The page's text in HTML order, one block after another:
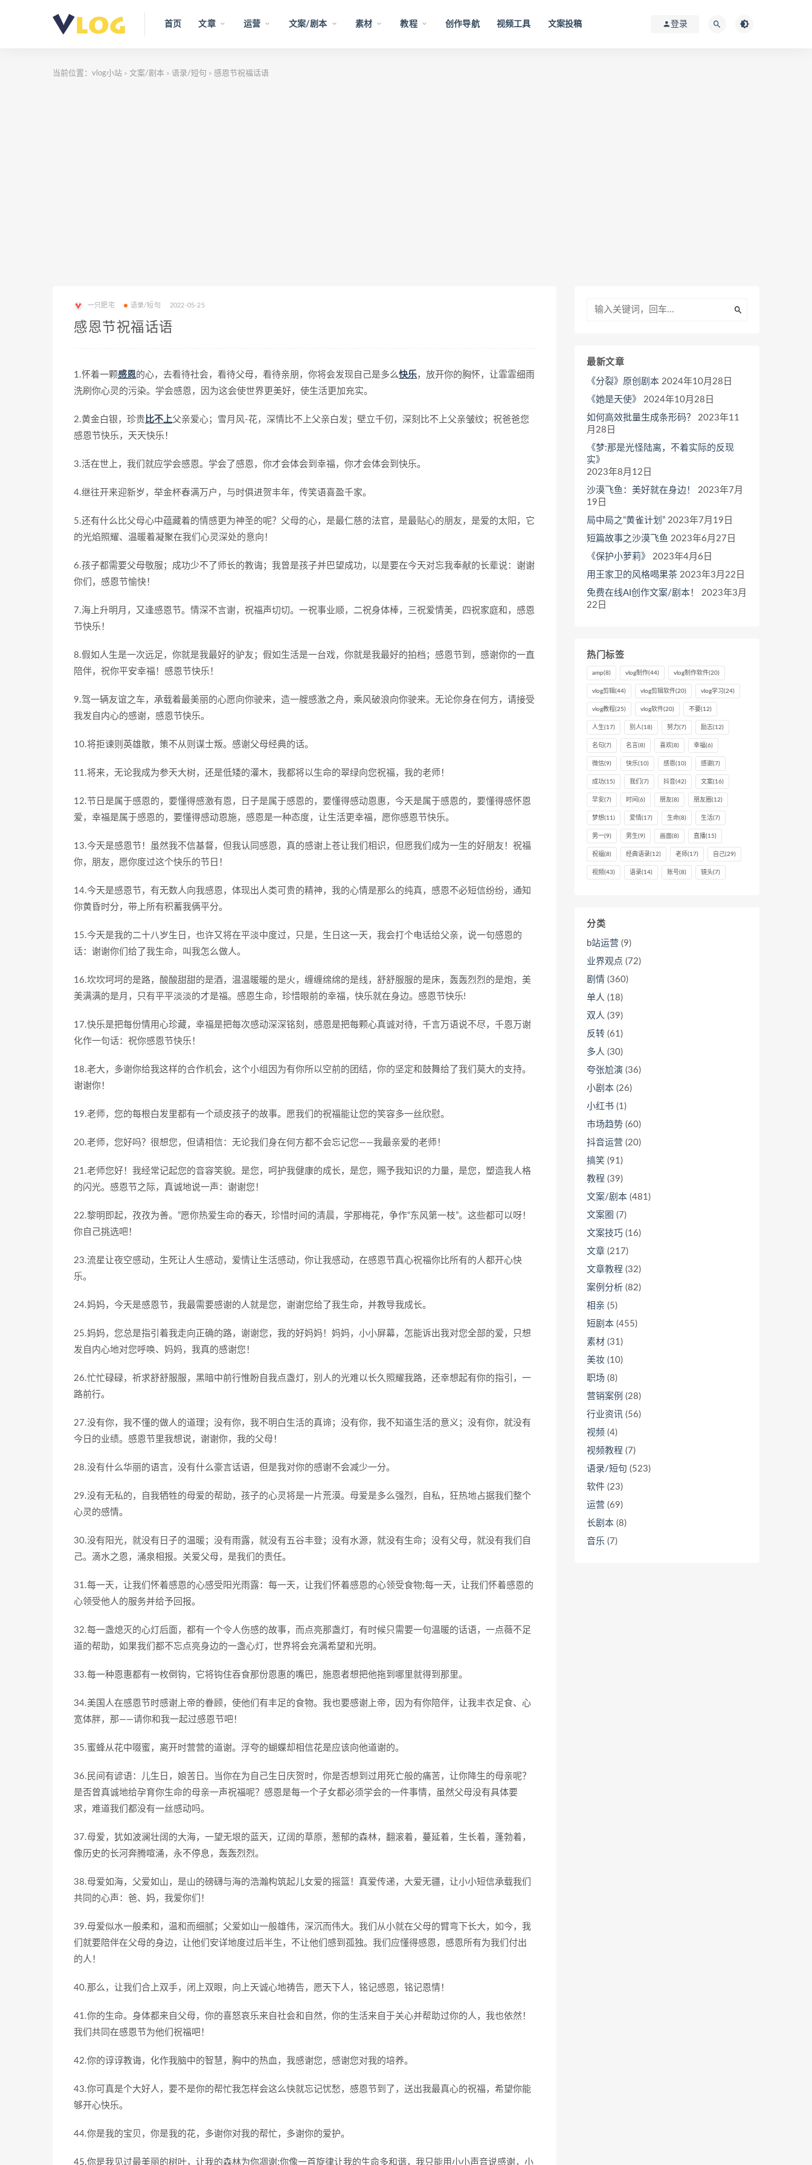
首页 文章 运营 文案/剧本 素材 教程 创作导航 视频工具 文案投稿 登录
当前位置： vlog小站 > 文案/剧本 > 语录/短句 > 感恩节祝福话语
一只肥宅 语录/短句 2022-05-25
感恩节祝福话语
1.怀着一颗感恩的心，去看待社会，看待父母，看待亲朋，你将会发现自己是多么快乐，放开你的胸怀，让霏霏细雨
洗刷你心灵的污染。学会感恩，因为这会使世界更美好，使生活更加充实。
2.黄金白银，珍贵比不上父亲爱心；雪月风-花，深情比不上父亲白发；壁立千仞，深刻比不上父亲皱纹；祝爸爸您
感恩节快乐，天天快乐！
3.活在世上，我们就应学会感恩。学会了感恩，你才会体会到幸福，你才会体会到快乐。
4.继往开来迎新岁，举金杯春满万户，与时俱进贺丰年，传笑语喜盈千家。
5.还有什么比父母心中蕴藏着的情感更为神圣的呢？父母的心，是最仁慈的法官，是最贴心的朋友，是爱的太阳，它
的光焰照耀、温暖着凝聚在我们心灵深处的意向！
6.孩子都需要父母敬服；成功少不了师长的教诲；我曾是孩子并巴望成功，以是要在今天对忘我奉献的长辈说：谢谢
你们，感恩节愉快！
7.海上升明月，又逢感恩节。情深不言谢，祝福声切切。一祝事业顺，二祝身体棒，三祝爱情美，四祝家庭和，感恩
节快乐！
8.假如人生是一次远足，你就是我最好的驴友；假如生活是一台戏，你就是我最好的拍档；感恩节到，感谢你的一直
陪伴，祝你平安幸福！感恩节快乐！
9.驾一辆友谊之车，承载着最美丽的心愿向你驶来，造一艘感激之舟，乘风破浪向你驶来。无论你身在何方，请接受
我发自内心的感谢，感恩节快乐。
10.将拒谏则英雄散，策不从则谋士叛。感谢父母经典的话。
11.将来，无论我成为参天大树，还是低矮的灌木，我都将以生命的翠绿向您祝福，我的老师！
12.节日是属于感恩的，要懂得感激有恩，日子是属于感恩的，要懂得感动恩惠，今天是属于感恩的，要懂得感怀恩
爱，幸福是属于感恩的，要懂得感动恩施，感恩是一种态度，让生活更幸福，愿你感恩节快乐。
13.今天是感恩节！虽然我不信基督，但我认同感恩，真的感谢上苍让我们相识，但愿我们成为一生的好朋友！祝福
你，朋友，愿你度过这个快乐的节日！
14.今天是感恩节，有无数人向我感恩，体现出人类可贵的精神，我的心情是那么的纯真，感恩不必短信纷纷，通知
你黄昏时分，带上所有积蓄我俩平分。
15.今天是我的二十八岁生日，也许又将在平淡中度过，只是，生日这一天，我会打个电话给父亲，说一句感恩的
话：谢谢你们给了我生命，叫我怎么做人。
16.坎坎坷坷的是路，酸酸甜甜的是酒，温温暖暖的是火，缠缠绵绵的是线，舒舒服服的是床，轰轰烈烈的是炮，美
美满满的是月，只有平平淡淡的才是福。感恩生命，珍惜眼前的幸福，快乐就在身边。感恩节快乐!
17.快乐是把每份情用心珍藏，幸福是把每次感动深深铭刻，感恩是把每颗心真诚对待，千言万语说不尽，千恩万谢
化作一句话：祝你感恩节快乐！
18.老大，多谢你给我这样的合作机会，这个小组因为有你所以空前的团结，你的坚定和鼓舞给了我们莫大的支持。
谢谢你！
19.老师，您的每根白发里都有一个顽皮孩子的故事。愿我们的祝福能让您的笑容多一丝欣慰。
20.老师，您好吗？很想您，但请相信：无论我们身在何方都不会忘记您——我最亲爱的老师！
21.老师您好！我经常记起您的音容笑貌。是您，呵护我健康的成长，是您，赐予我知识的力量，是您，塑造我人格
的闪光。感恩节之际，真诚地说一声：谢谢您！
22.黎明即起，孜孜为善。”愿你热爱生命的春天，珍惜时间的清晨，学那梅花，争作“东风第一枝”。这些都可以呀！
你自己挑选吧！
23.流星让夜空感动，生死让人生感动，爱情让生活感动，你让我感动，在感恩节真心祝福你比所有的人都开心快
乐。
24.妈妈，今天是感恩节，我最需要感谢的人就是您，谢谢您给了我生命，并教导我成长。
25.妈妈，您总是指引着我走向正确的路，谢谢您，我的好妈妈！妈妈，小小屏幕，怎能诉出我对您全部的爱，只想
发自内心地对您呼唤、妈妈，我真的感谢您！
26.忙忙碌碌，祈求舒舒服服，黑暗中前行惟盼自我点盏灯，别人的光难以长久照耀我路，还幸想起有你的指引，一
路前行。
27.没有你，我不懂的做人的道理；没有你，我不明白生活的真谛；没有你，我不知道生活的意义；没有你，就没有
今日的业绩。感恩节里我想说，谢谢你，我的父母！
28.没有什么华丽的语言，没有什么豪言话语，但是我对你的感谢不会减少一分。
29.没有无私的，自我牺牲的母爱的帮助，孩子的心灵将是一片荒漠。母爱是多么强烈，自私，狂热地占据我们整个
心灵的感情。
30.没有阳光，就没有日子的温暖；没有雨露，就没有五谷丰登；没有水源，就没有生命；没有父母，就没有我们自
己。滴水之恩，涌泉相报。关爱父母，是我们的责任。
31.每一天，让我们怀着感恩的心感受阳光雨露：每一天，让我们怀着感恩的心领受食物;每一天，让我们怀着感恩的
心领受他人的服务并给予回报。
32.每一盏熄灭的心灯后面，都有一个令人伤感的故事，而点亮那盏灯，有时候只需要一句温暖的话语，一点薇不足
道的帮助，如果我们都不忘点亮身边的一盏心灯，世界将会充满希望和光明。
33.每一种恩惠都有一枚倒钩，它将钩住吞食那份恩惠的嘴巴，施恩者想把他拖到哪里就得到那里。
34.美国人在感恩节时感谢上帝的眷顾，使他们有丰足的食物。我也要感谢上帝，因为有你陪伴，让我丰衣足食、心
宽体胖，那——请你和我一起过感恩节吧！
35.蜜蜂从花中啜蜜，离开时营营的道谢。浮夸的蝴蝶却相信花是应该向他道谢的。
36.民间有谚语：儿生日，娘苦日。当你在为自己生日庆贺时，你是否想到过用死亡般的痛苦，让你降生的母亲呢？
是否曾真诚地给孕育你生命的母亲一声祝福呢？感恩是每一个子女都必须学会的一件事情，虽然父母没有具体要
求，难道我们都没有一丝感动吗。
37.母爱，犹如波澜壮阔的大海，一望无垠的蓝天，辽阔的草原，葱郁的森林，翻滚着，蔓延着，生长着，蓬勃着，
像历史的长河奔腾喧涌，永不停息，轰轰烈烈。
38.母爱如海，父爱如山，是山的磅礴与海的浩瀚构筑起儿女爱的摇篮！真爱传递，大爱无疆，让小小短信承载我们
共同的心声：爸、妈，我爱你们！
39.母爱似水一般柔和，温和而细腻；父爱如山一般雄伟，深沉而伟大。我们从小就在父母的臂弯下长大，如今，我
们就要陪伴在父母的身边，让他们安详地度过后半生，不让他们感到孤独。我们应懂得感恩，感恩所有为我们付出
的人！
40.那么，让我们合上双手，闭上双眼，向上天诚心地祷告，愿天下人，铭记感恩，铭记恩情！
41.你的生命。身体都来自父母，你的喜怒哀乐来自社会和自然，你的生活来自于关心并帮助过你的人，我也依然！
我们共同在感恩节为他们祝福吧！
42.你的谆谆教诲，化作我脑中的智慧，胸中的热血，我感谢您，感谢您对我的培养。
43.你可真是个大好人，要不是你的帮忙我怎样会这么快就忘记忧愁，感恩节到了，送出我最真心的祝福，希望你能
够开心快乐。
44.你是我的宝贝，你是我的花，多谢你对我的帮忙，多谢你的爱护。
45.你是我见过最美丽的树叶，让我的森林为你凋谢;你像一首旋律让我的生命多和谐，我只能用小小声音说感谢，小
最新文章
《分裂》原创剧本 2024年10月28日
《她是天使》
2024年10月28日
如何高效批量生成条形码？
2023年11
月28日
《梦:那是光怪陆离，不着实际的反现
实》
2023年8月12日
沙漠飞鱼：美好就在身边！
2023年7月
19日
局中局之“黄雀计划” 2023年7月19日
短篇故事之沙漠飞鱼 2023年6月27日
《保护小萝莉》
2023年4月6日
用王家卫的风格喝果茶 2023年3月22日
免费在线AI创作文案/剧本！
2023年3月
22日
热门标签
amp(8) vlog制作(44) vlog制作软件(20)
vlog剪辑(44) vlog剪辑软件(20) vlog学习(24)
vlog教程(25) vlog软件(20) 不要(12)
人生(17) 别人(18) 努力(7) 励志(12)
名句(7) 名言 (8) 喜欢(8) 幸福(6)
微信(9) 快乐(10) 感恩(10) 感谢(7)
成功(15) 我们 (7) 抖音(42) 文案(16)
早安(7) 时间 (6) 朋友(8) 朋友圈 (12)
梦想(11) 爱情(17) 生命(8) 生活(7)
男一(9) 男生(9) 画面(8) 直播(15)
祝福(8) 经典语录(12) 老师(17) 自己(29)
视频(43) 语录(14) 账号(8) 镜头(7)
分类
b站运营 (9)
业界观点 (72)
剧情 (360)
单人 (18)
双人 (39)
反转 (61)
多人 (30)
夸张尬演 (36)
小剧本 (26)
小红书 (1)
市场趋势 (60)
抖音运营 (20)
搞笑 (91)
教程 (39)
文案/剧本 (481)
文案圈 (7)
文案技巧 (16)
文章 (217)
文章教程 (32)
案例分析 (82)
相亲 (5)
短剧本 (455)
素材 (31)
美妆 (10)
职场 (8)
营销案例 (28)
行业资讯 (56)
视频 (4)
视频教程 (7)
语录/短句 (523)
软件 (23)
运营 (69)
长剧本 (8)
音乐 (7)